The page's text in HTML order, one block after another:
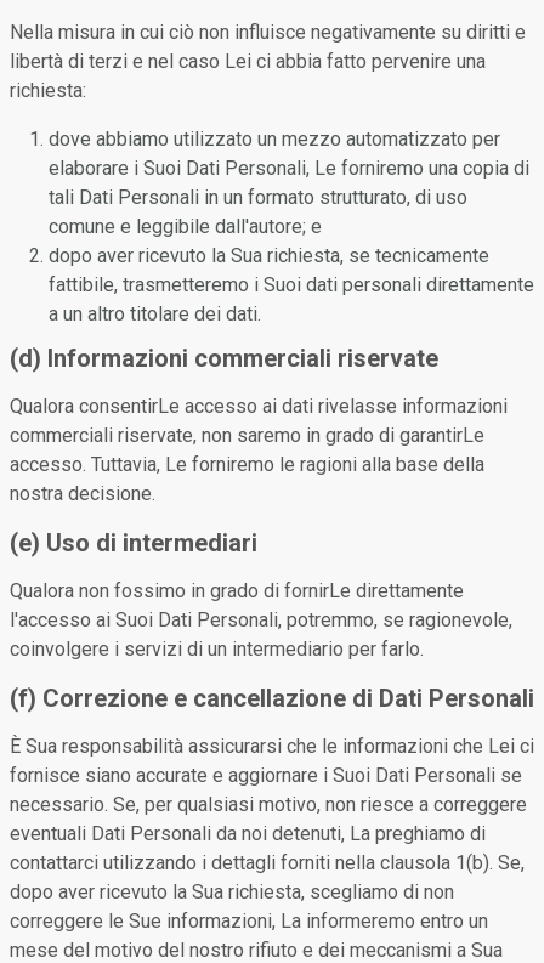
Nella misura in cui ciò non influisce negativamente su diritti e
libertà di terzi e nel caso Lei ci abbia fatto pervenire una
richiesta:
dove abbiamo utilizzato un mezzo automatizzato per
elaborare i Suoi Dati Personali, Le forniremo una copia di
tali Dati Personali in un formato strutturato, di uso
comune e leggibile dall'autore; e
dopo aver ricevuto la Sua richiesta, se tecnicamente
fattibile, trasmetteremo i Suoi dati personali direttamente
a un altro titolare dei dati.
(d) Informazioni commerciali riservate
Qualora consentirLe accesso ai dati rivelasse informazioni
commerciali riservate, non saremo in grado di garantirLe
accesso. Tuttavia, Le forniremo le ragioni alla base della
nostra decisione.
(e) Uso di intermediari
Qualora non fossimo in grado di fornirLe direttamente
l'accesso ai Suoi Dati Personali, potremmo, se ragionevole,
coinvolgere i servizi di un intermediario per farlo.
(f) Correzione e cancellazione di Dati Personali
È Sua responsabilità assicurarsi che le informazioni che Lei ci
fornisce siano accurate e aggiornare i Suoi Dati Personali se
necessario. Se, per qualsiasi motivo, non riesce a correggere
eventuali Dati Personali da noi detenuti, La preghiamo di
contattarci utilizzando i dettagli forniti nella clausola 1(b). Se,
dopo aver ricevuto la Sua richiesta, scegliamo di non
correggere le Sue informazioni, La informeremo entro un
mese del motivo del nostro rifiuto e dei meccanismi a Sua